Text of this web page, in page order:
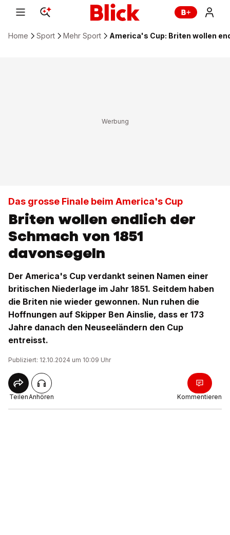
Home Sport Mehr Sport America's Cup: Briten wollen
Das grosse Finale beim America's Cup
Briten wollen endlich der
Schmach von 1851
davonsegeln
Der America's Cup verdankt seinen Namen einer
britischen Niederlage im Jahr 1851. Seitdem haben
die Briten nie wieder gewonnen. Nun ruhen die
Hoffnungen auf Skipper Ben Ainslie, dass er 173
Jahre danach den Neuseeländern den Cup
entreisst.
Publiziert: 12.10.2024 um 10:09 Uhr
TeilenAnhören Kommentieren